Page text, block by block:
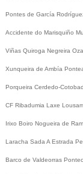
Pontes de García
Accidente do Marisquiño
Viñas Quiroga Negreira
Xunqueira de Ambía
Porqueira Cerdedo-
CF Ribadumia Laxe
Irixo Boiro Nogueira de
Laracha Sada A Estrada
Barco de Valdeorras